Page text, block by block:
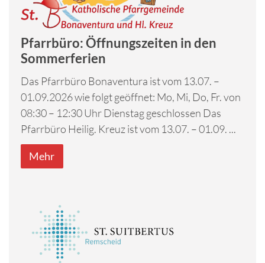
Pfarrbüro: Öffnungszeiten in den
Sommerferien
Das Pfarrbüro Bonaventura ist vom 13.07. –
01.09.2026 wie folgt geöffnet: Mo, Mi, Do, Fr. von
08:30 – 12:30 Uhr Dienstag geschlossen Das
Pfarrbüro Heilig. Kreuz ist vom 13.07. – 01.09. ...
Mehr